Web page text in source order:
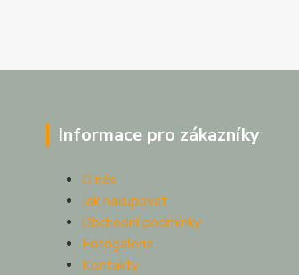
Informace pro zákazníky
O nás
Jak nakupovat
Obchodní podmínky
Fotogalerie
Kontakty